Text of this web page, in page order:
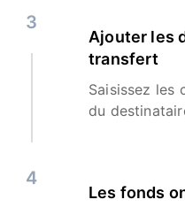
3
Ajouter les
transfert
Saisissez les
du
4
Les fonds